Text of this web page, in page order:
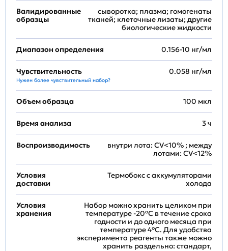
Валидированные
образцы
сыворотка; плазма; гомогенаты
тканей; клеточные лизаты; другие
биологические жидкости
Диапазон определения 0.156-10 нг/мл
Чувствительность
Нужен более чувствительный набор?
0.058 нг/мл
Объем образца 100 мкл
Время анализа 3 ч
Воспроизводимость
внутри лота: CV<10% ; между
лотами: CV<12%
Условия
доставки
Термобокс с аккумуляторами
холода
Условия
хранения
Набор можно хранить целиком при
температуре -20°C в течение срока
годности и до одного месяца при
температуре 4°C. Для удобства
эксперимента реагенты также можно
хранить раздельно: стандарт,